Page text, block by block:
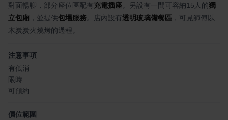
對面暢聊，部分座位區配有 充電插座 。另設有一間可容納15人的獨
立包廂 ，並提供包場服務 。店內設有透明玻璃備餐區 ，可見師傅以
木炭炭火燒烤的過程。
注意事項
有低消
限時
可預約
價位範圍